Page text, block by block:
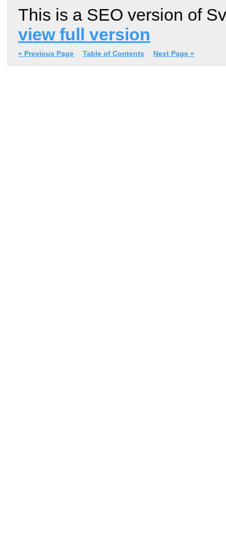
This is a SEO version of
view full version
« Previous Page Table of Contents Next Page »